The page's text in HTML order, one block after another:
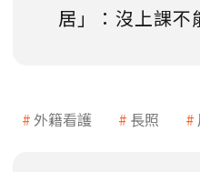
居」：沒上課不
外籍看護 長照